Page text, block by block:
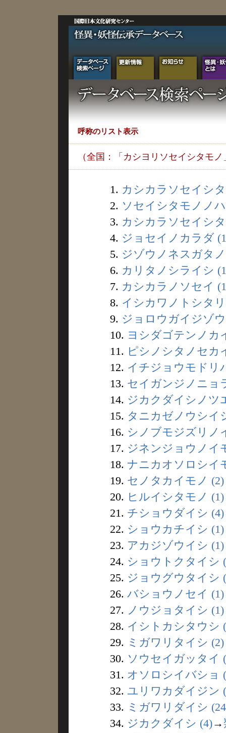
呼称のリスト表示
（全国：「カシヨリソセイシタモ
1. カシカラソセイシ
2. ソセイシタモノノ
3. カシカラソセイシ
4. ジョセイノカラダ
5. ジゾウノネスガタ
6. カリタノシライシ
7. カシカラノソセイ
8. イシカワノトシタ
9. ジョロウガイジゾ
10. ヨシダゴテンノカ
11. ピシノシタノセカ
12. イチジョウモドリ
13. セイガンジノニョ
14. ジカクダイシノツ
15. タニカゼノウシイ
16. シノブモジズリノ
17. ジネンジョウノイ
18. ナニカオソロシイ
19. セノタカイモノ (2)
20. ヒルイシタモノ (1)
21. チショウダイシ (4)
22. ショウカチイシ (1)
23. アカジゾウイシ (1)
24. ショウトクタイシ
25. ジョウグウタイシ
26. バショウノセイ (1)
27. ノウジョタイシ (1)
28. イシトカシタウシ
29. ミガワリタイシ (2)
30. ソウセイガッタイ
31. オソロシイバショ
32. ユリワカダイジン
33. ミガワリダイシ
34. ジカクダイシ (4)→